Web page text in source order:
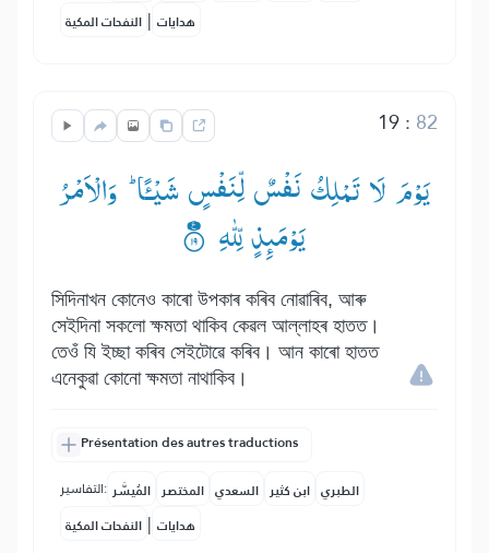
النفحات المكية | هدايات
19: 82
یَوْمَ لَا تَمْلِكُ نَفْسٌ لِّنَفْسٍ شَیْـًٔا ؕ— وَالْاَمْرُ
یَوْمَىِٕذٍ لِّلّٰهِ ۟۠
সিদিনাখন কোনেও কাৰো উপকাৰ কৰিব নোৱাৰিব, আৰু
সেইদিনা সকলো ক্ষমতা থাকিব কেৱল আল্লাহৰ হাতত।
তেওঁ যি ইচ্ছা কৰিব সেইটোৱে কৰিব। আন কাৰো হাতত
এনেকুৱা কোনো ক্ষমতা নাথাকিব।
Présentation des autres traductions
التفاسير: المُيسَّر المختصر السعدي ابن كثير الطبري
النفحات المكية | هدايات